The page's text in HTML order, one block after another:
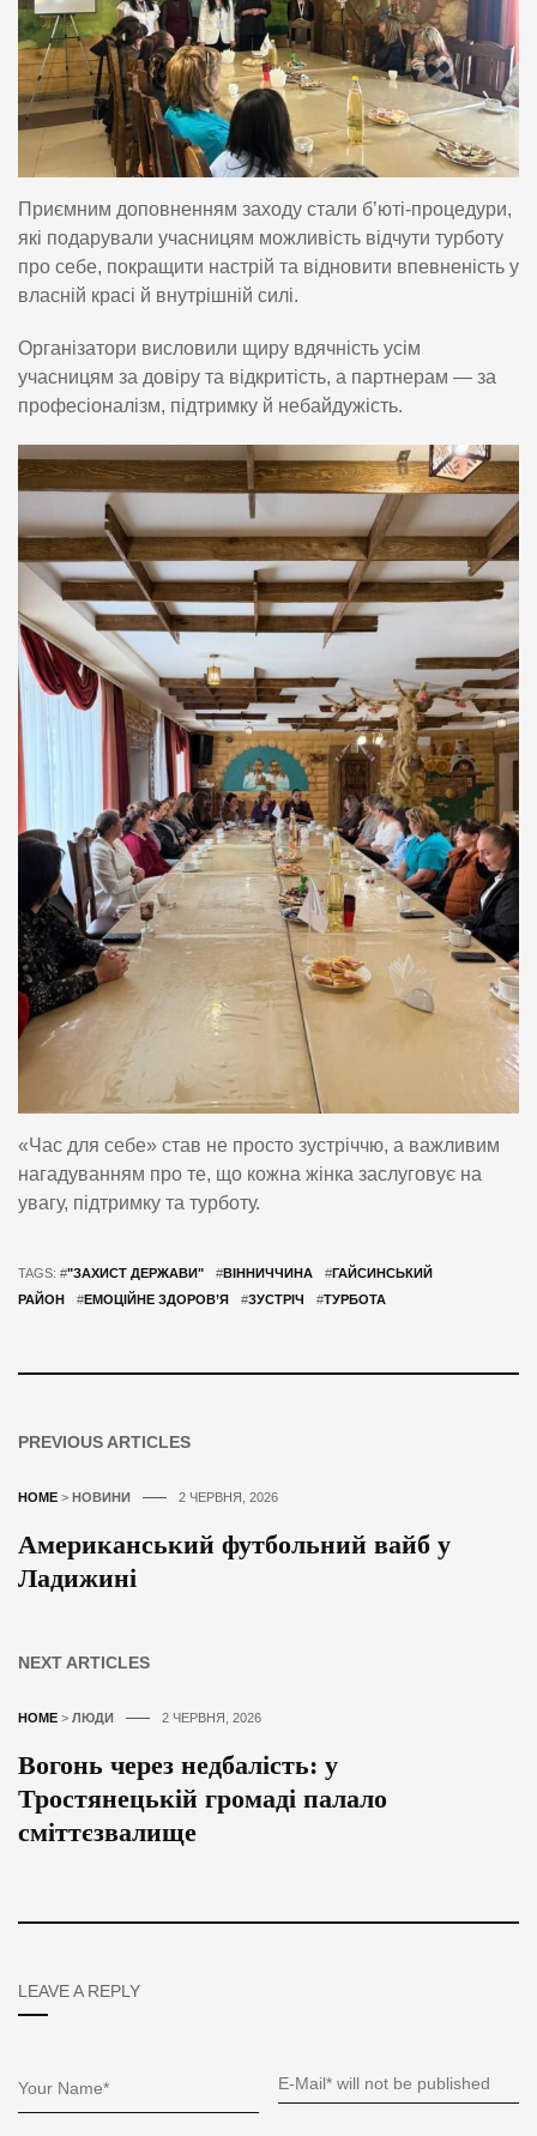
Приємним доповненням заходу стали б’юті-процедури,
які подарували учасницям можливість відчути турботу
про себе, покращити настрій та відновити впевненість у
власній красі й внутрішній силі.
Організатори висловили щиру вдячність усім
учасницям за довіру та відкритість, а партнерам — за
професіоналізм, підтримку й небайдужість.
«Час для себе» став не просто зустріччю, а важливим
нагадуванням про те, що кожна жінка заслуговує на
увагу, підтримку та турботу.
TAGS: #"ЗАХИСТ ДЕРЖАВИ" #ВІННИЧЧИНА #ГАЙСИНСЬКИЙ
РАЙОН
#ЕМОЦІЙНЕ ЗДОРОВ’Я #ЗУСТРІЧ #ТУРБОТА
PREVIOUS ARTICLES
HOME > НОВИНИ 2 ЧЕРВНЯ, 2026
Американський футбольний вайб у
Ладижині
NEXT ARTICLES
HOME > ЛЮДИ 2 ЧЕРВНЯ, 2026
Вогонь через недбалість: у
Тростянецькій громаді палало
сміттєзвалище
LEAVE A REPLY